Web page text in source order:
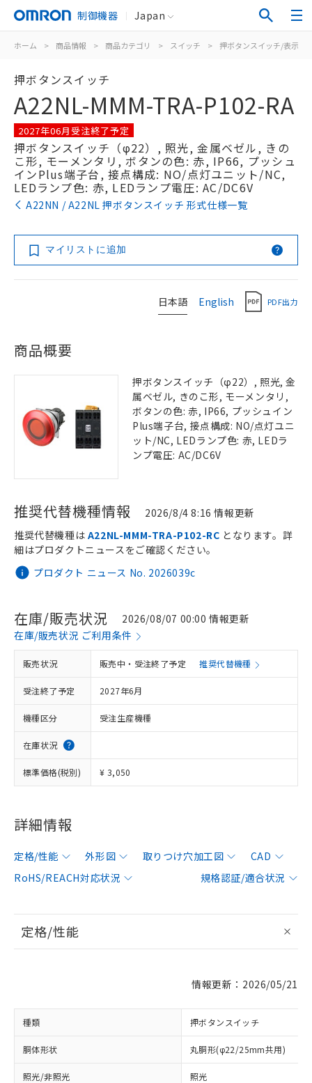
制御機器 Japan
ホーム > 商品情報 > 商品カテゴリ > スイッチ > 押ボタンスイッチ/表示灯
押ボタンスイッチ
A22NL-MMM-TRA-P102-RA
2027年06月受注終了予定
押ボタンスイッチ（φ22）, 照光, 金属ベゼル, きの
こ形, モーメンタリ, ボタンの色: 赤, IP66, プッシュ
インPlus端子台, 接点構成: NO/点灯ユニット/NC,
LEDランプ色: 赤, LEDランプ電圧: AC/DC6V
A22NN / A22NL 押ボタンスイッチ 形式仕様一覧
マイリストに追加
日本語 English PDF出力
商品概要
押ボタンスイッチ（φ22）, 照光, 金
属ベゼル, きのこ形, モーメンタリ,
ボタンの色: 赤, IP66, プッシュイン
Plus端子台, 接点構成: NO/点灯ユニ
ット/NC, LEDランプ色: 赤, LEDラ
ンプ電圧: AC/DC6V
推奨代替機種情報 2026/8/4 8:16 情報更新
プロダクト ニュース No. 2026039c
推奨代替機種は A22NL-MMM-TRA-P102-RC となります。詳
細はプロダクトニュースをご確認ください。
在庫/販売状況
2026/08/07 00:00 情報更新
在庫/販売状況 ご利用条件
販売状況 販売中・受注終了予定 推奨代替機種
受注終了予定 2027年6月
機種区分 受注生産機種
在庫状況
標準価格(税別) ¥ 3,050
詳細情報
定格/性能 外形図 取りつけ穴加工図
CAD
RoHS/REACH対応状況
規格認証/適合状況
定格/性能
情報更新：2026/05/21
種類 押ボタンスイッチ
胴体形状 丸胴形(φ22/25mm共用)
照光/非照光 照光